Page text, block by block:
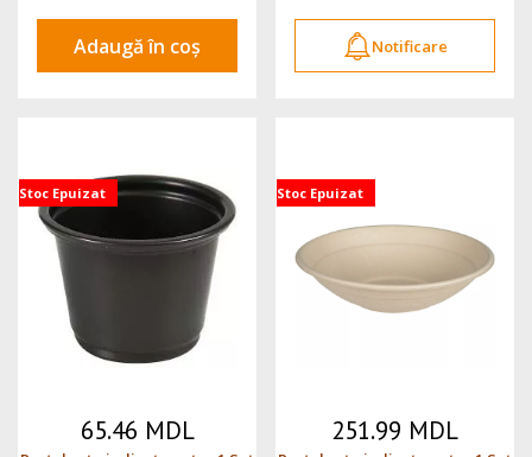
Adaugă în coș Notificare
Stoc Epuizat
65.46 MDL
Stoc Epuizat
251.99 MDL